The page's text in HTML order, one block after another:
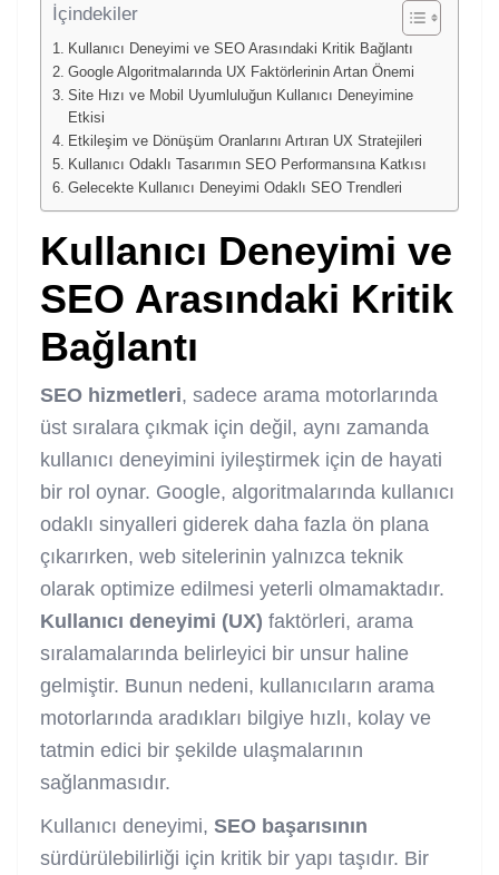
İçindekiler
Kullanıcı Deneyimi ve SEO Arasındaki Kritik Bağlantı
Google Algoritmalarında UX Faktörlerinin Artan Önemi
Site Hızı ve Mobil Uyumluluğun Kullanıcı Deneyimine
Etkisi
Etkileşim ve Dönüşüm Oranlarını Artıran UX Stratejileri
Kullanıcı Odaklı Tasarımın SEO Performansına Katkısı
Gelecekte Kullanıcı Deneyimi Odaklı SEO Trendleri
Kullanıcı Deneyimi ve
SEO Arasındaki Kritik
Bağlantı
SEO hizmetleri, sadece arama motorlarında
üst sıralara çıkmak için değil, aynı zamanda
kullanıcı deneyimini iyileştirmek için de hayati
bir rol oynar. Google, algoritmalarında kullanıcı
odaklı sinyalleri giderek daha fazla ön plana
çıkarırken, web sitelerinin yalnızca teknik
olarak optimize edilmesi yeterli olmamaktadır.
Kullanıcı deneyimi (UX) faktörleri, arama
sıralamalarında belirleyici bir unsur haline
gelmiştir. Bunun nedeni, kullanıcıların arama
motorlarında aradıkları bilgiye hızlı, kolay ve
tatmin edici bir şekilde ulaşmalarının
sağlanmasıdır.
Kullanıcı deneyimi, SEO başarısının
sürdürülebilirliği için kritik bir yapı taşıdır. Bir